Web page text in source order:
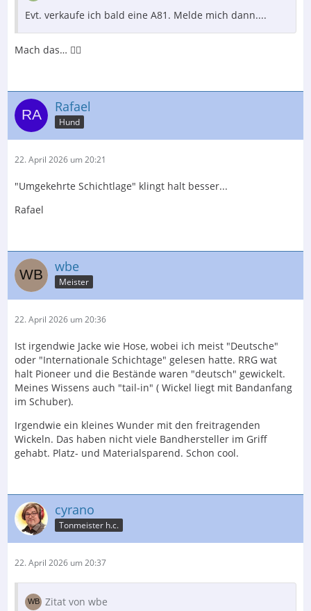
Evt. verkaufe ich bald eine A81. Melde mich dann....
Mach das… 👍🏻
Rafael
Hund
22. April 2026 um 20:21
"Umgekehrte Schichtlage" klingt halt besser...
Rafael
wbe
Meister
22. April 2026 um 20:36
Ist irgendwie Jacke wie Hose, wobei ich meist "Deutsche"
oder "Internationale Schichtage" gelesen hatte. RRG wat
halt Pioneer und die Bestände waren "deutsch" gewickelt.
Meines Wissens auch "tail-in" ( Wickel liegt mit Bandanfang
im Schuber).
Irgendwie ein kleines Wunder mit den freitragenden
Wickeln. Das haben nicht viele Bandhersteller im Griff
gehabt. Platz- und Materialsparend. Schon cool.
cyrano
Tonmeister h.c.
22. April 2026 um 20:37
Zitat von wbe